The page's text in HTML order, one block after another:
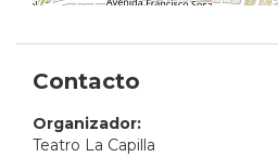
Contacto
Organizador:
Teatro La Capilla